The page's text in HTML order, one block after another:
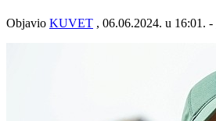
Objavio KUVET , 06.06.2024. u 16:01. -